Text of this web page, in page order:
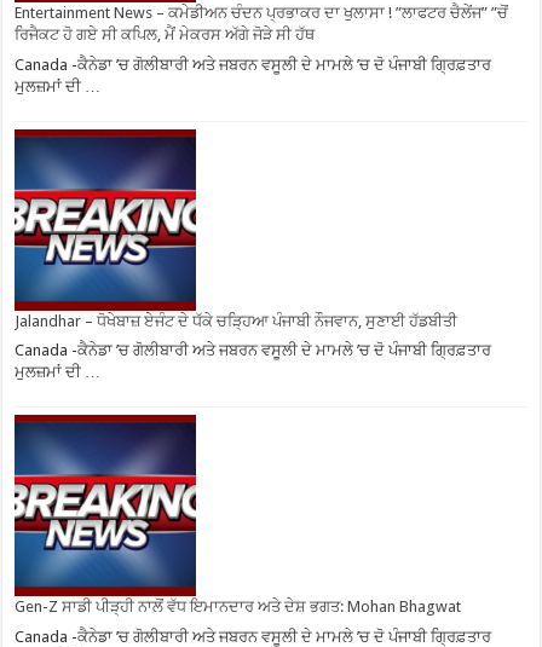
Entertainment News – ਕਮੇਡੀਅਨ ਚੰਦਨ ਪ੍ਰਭਾਕਰ ਦਾ ਖੁਲਾਸਾ ! ”ਲਾਫਟਰ ਚੈਲੇਂਜ” ”ਚੋਂ
ਰਿਜੈਕਟ ਹੋ ਗਏ ਸੀ ਕਪਿਲ, ਮੈਂ ਮੇਕਰਸ ਅੱਗੇ ਜੋੜੇ ਸੀ ਹੱਥ
Canada -ਕੈਨੇਡਾ ’ਚ ਗੋਲੀਬਾਰੀ ਅਤੇ ਜਬਰਨ ਵਸੂਲੀ ਦੇ ਮਾਮਲੇ ’ਚ ਦੋ ਪੰਜਾਬੀ ਗ੍ਰਿਫ਼ਤਾਰ
ਮੁਲਜ਼ਮਾਂ ਦੀ …
Jalandhar – ਧੋਖੇਬਾਜ਼ ਏਜੰਟ ਦੇ ਧੱਕੇ ਚੜ੍ਹਿਆ ਪੰਜਾਬੀ ਨੌਜਵਾਨ, ਸੁਣਾਈ ਹੱਡਬੀਤੀ
Canada -ਕੈਨੇਡਾ ’ਚ ਗੋਲੀਬਾਰੀ ਅਤੇ ਜਬਰਨ ਵਸੂਲੀ ਦੇ ਮਾਮਲੇ ’ਚ ਦੋ ਪੰਜਾਬੀ ਗ੍ਰਿਫ਼ਤਾਰ
ਮੁਲਜ਼ਮਾਂ ਦੀ …
Gen-Z ਸਾਡੀ ਪੀੜ੍ਹੀ ਨਾਲੋਂ ਵੱਧ ਇਮਾਨਦਾਰ ਅਤੇ ਦੇਸ਼ ਭਗਤ: Mohan Bhagwat
Canada -ਕੈਨੇਡਾ ’ਚ ਗੋਲੀਬਾਰੀ ਅਤੇ ਜਬਰਨ ਵਸੂਲੀ ਦੇ ਮਾਮਲੇ ’ਚ ਦੋ ਪੰਜਾਬੀ ਗ੍ਰਿਫ਼ਤਾਰ